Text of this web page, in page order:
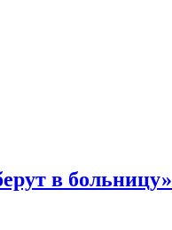
в больницу»